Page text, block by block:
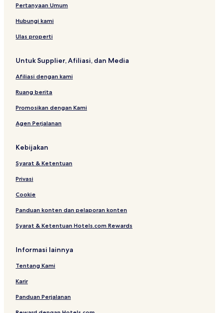
Hotel dekat Taman Diguli
Pertanyaan Umum
Hubungi kami
Ulas properti
Untuk Supplier, Afiliasi, dan Media
Afiliasi dengan kami
Ruang berita
Promosikan dengan Kami
Agen Perjalanan
Kebijakan
Syarat & Ketentuan
Privasi
Cookie
Panduan konten dan pelaporan konten
Syarat & Ketentuan Hotels.com Rewards
Informasi lainnya
Tentang Kami
Karir
Panduan Perjalanan